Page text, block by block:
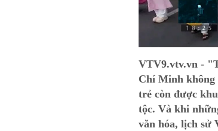
VTV9.vtv.vn -
Chí Minh không
trẻ còn được
tộc. Và khi
văn hóa, lịch sử